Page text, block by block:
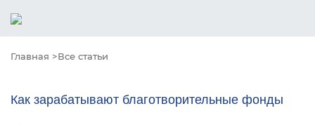
Главная >Все статьи
Как зарабатывают благотворительные фонды